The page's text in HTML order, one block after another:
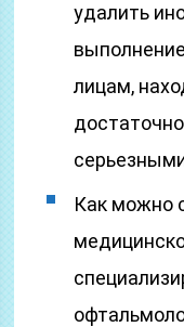
удалить
лицам,
Как можно